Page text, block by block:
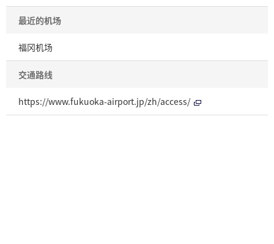
最近的机场
福冈机场
交通路线
https://www.fukuoka-airport.jp/zh/access/